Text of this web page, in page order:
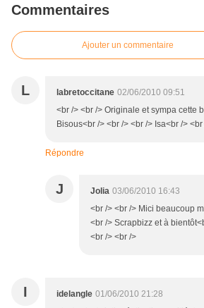
Commentaires
Ajouter un commentaire
L labretoccitane 02/06/2010 09:51
<br /> <br /> Originale et sympa cette
Bisous<br /> <br /> <br /> Isa<br />
Répondre
J Jolia 03/06/2010 16:43
<br /> <br /> Mici beaucoup
<br /> Scrapbizz et à
<br /> <br />
I idelangle 01/06/2010 21:28